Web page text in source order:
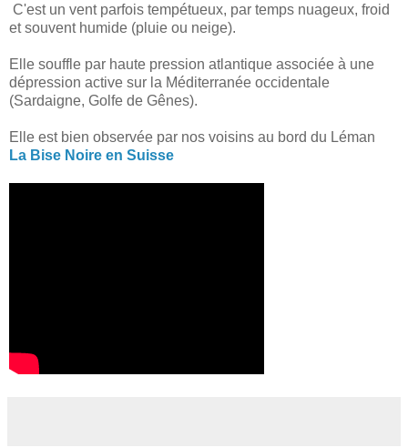
C'est un vent parfois tempétueux, par temps nuageux, froid
et souvent humide (pluie ou neige).
Elle souffle par haute pression atlantique associée à une
dépression active sur la Méditerranée occidentale
(Sardaigne, Golfe de Gênes).
Elle est bien observée par nos voisins au bord du Léman
La Bise Noire en Suisse